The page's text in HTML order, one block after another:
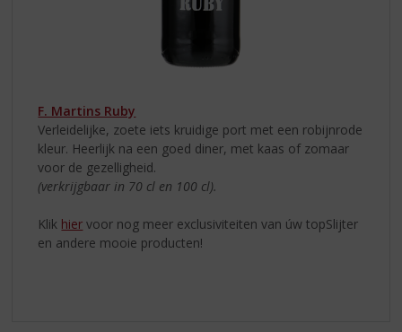
F. Martins Ruby
Verleidelijke, zoete iets kruidige port met een robijnrode
kleur. Heerlijk na een goed diner, met kaas of zomaar
voor de gezelligheid.
(verkrijgbaar in 70 cl en 100 cl).
Klik hier voor nog meer exclusiviteiten van úw topSlijter
en andere mooie producten!